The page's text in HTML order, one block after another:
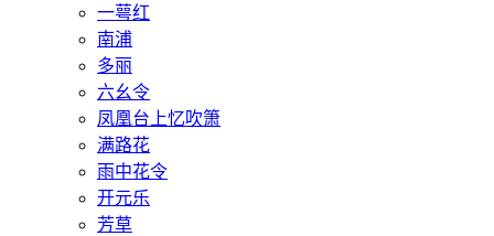
一萼红
南浦
多丽
六幺令
凤凰台上忆吹箫
满路花
雨中花令
开元乐
芳草